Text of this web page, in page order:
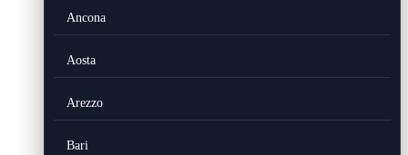
Ancona
Aosta
Arezzo
Bari